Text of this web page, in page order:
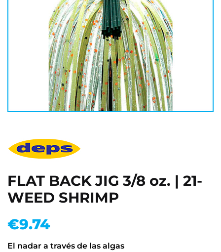
FLAT BACK JIG 3/8 oz. | 21-
WEED SHRIMP
€9.74
El nadar a través de las algas